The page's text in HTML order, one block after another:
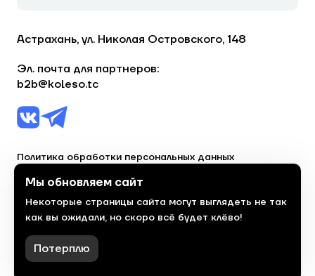
Астрахань, ул. Николая Островского, 148
Эл. почта для партнеров:
b2b@koleso.tc
Политика обработки персональных данных
© 2023, торгово-сервисная сеть «Колесо»
Политика конфиденциальности
Сделано
красиво
Мы обновляем сайт
Некоторые страницы сайта могут выглядеть не так
как вы ожидали, но скоро всё будет клёво!
Потерплю